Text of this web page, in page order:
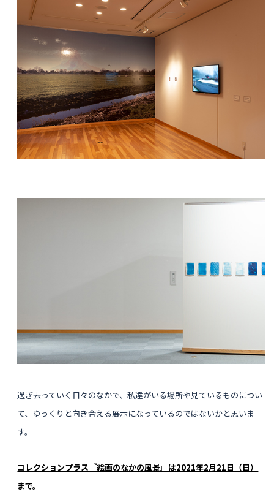
過ぎ去っていく日々のなかで、私達がいる場所や見ているものについ
て、 ゆっくりと向き合える展示になっているのではないかと思いま
す。
コレクションプラス『絵画のなかの風景』は2021年2月21日（日）
まで。